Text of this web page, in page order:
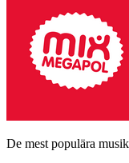
De mest populära